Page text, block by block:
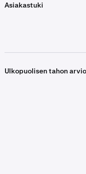
Asiakastuki
Ulkopuolisen tahon arvio